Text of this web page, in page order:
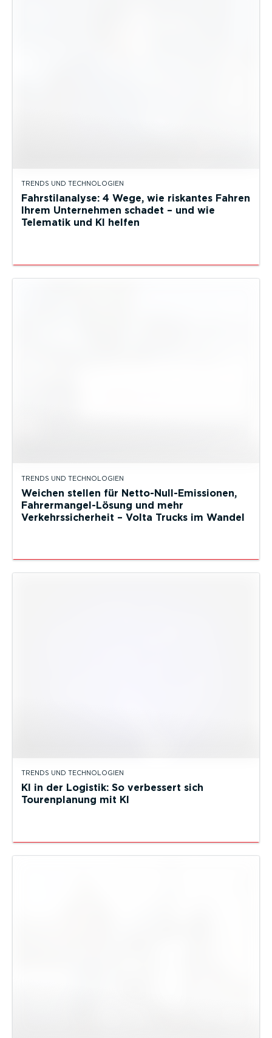
TRENDS UND TECHNOLOGIEN
Fahrstilanalyse: 4 Wege, wie riskantes Fahren
Ihrem Unternehmen schadet – und wie
Telematik und KI helfen
TRENDS UND TECHNOLOGIEN
Weichen stellen für Netto-Null-Emissionen,
Fahrermangel-Lösung und mehr
Verkehrssicherheit – Volta Trucks im Wandel
TRENDS UND TECHNOLOGIEN
KI in der Logistik: So verbessert sich
Tourenplanung mit KI